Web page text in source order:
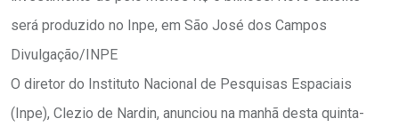
será produzido no Inpe, em São José dos Campos
Divulgação/INPE
O diretor do Instituto Nacional de Pesquisas Espaciais
(Inpe), Clezio de Nardin, anunciou na manhã desta quinta-